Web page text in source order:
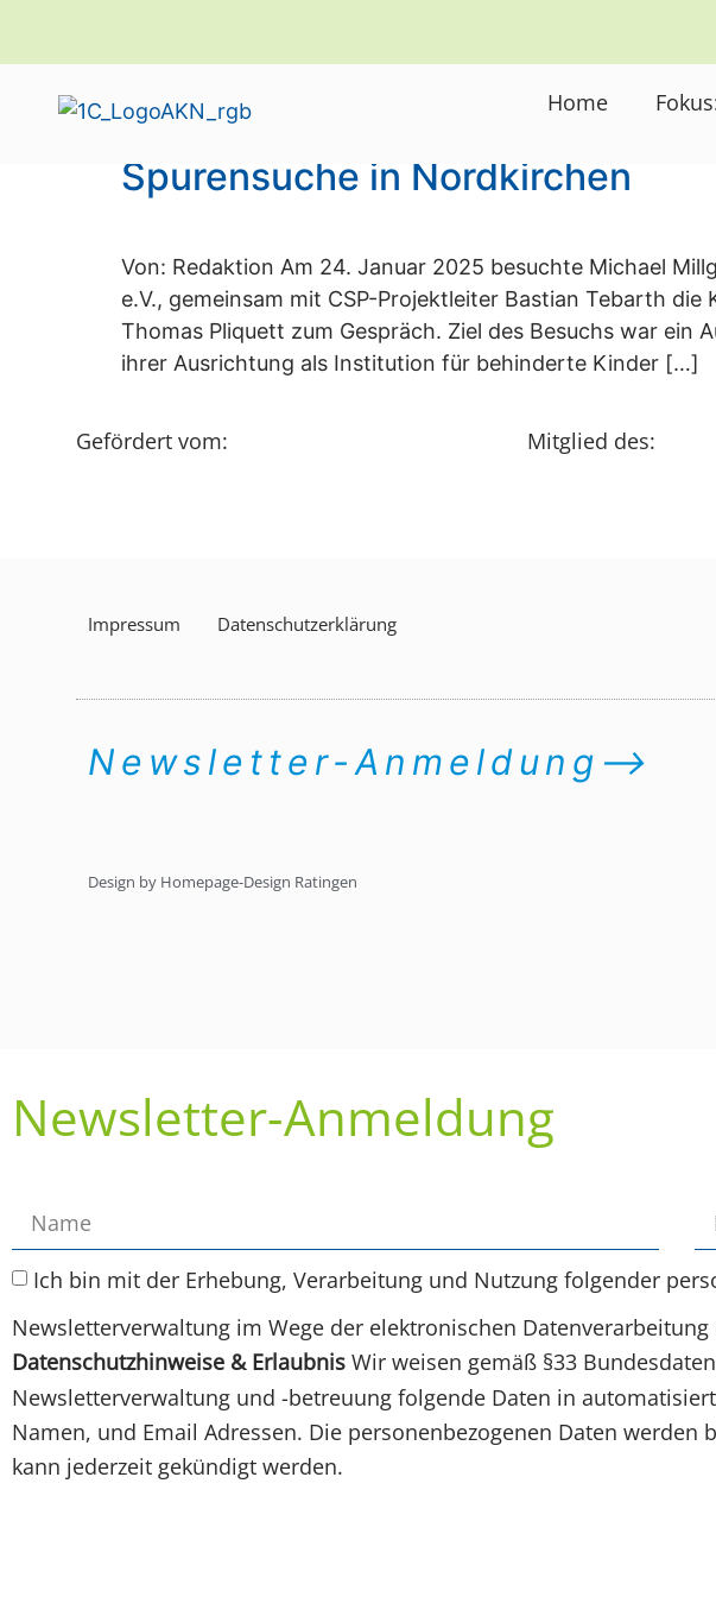
Home
Schlagwort: Caritas
Spurensuche in Nordkirchen
Von: Redaktion Am 24. Januar 2025 besuchte Michael
e.V., gemeinsam mit CSP-Projektleiter Bastian Tebarth
Thomas Pliquett zum Gespräch. Ziel des Besuchs war
ihrer Ausrichtung als Institution für behinderte Kinder […]
Gefördert vom: Mitglied des:
Impressum Datenschutzerklärung
Newsletter-Anmeldung⟶
Design by Homepage-Design Ratingen
Newsletter-Anmeldung
Ich bin mit der Erhebung, Verarbeitung und Nutzung folgender
Newsletterverwaltung im Wege der elektronischen Datenverarbeitung
Datenschutzhinweise & Erlaubnis Wir weisen gemäß §33
Newsletterverwaltung und -betreuung folgende Daten in
Namen, und Email Adressen. Die personenbezogenen Daten
kann jederzeit gekündigt werden.